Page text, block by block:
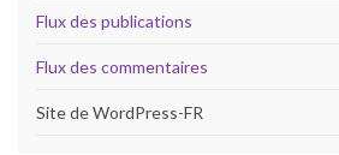
Flux des publications
Flux des commentaires
Site de WordPress-FR